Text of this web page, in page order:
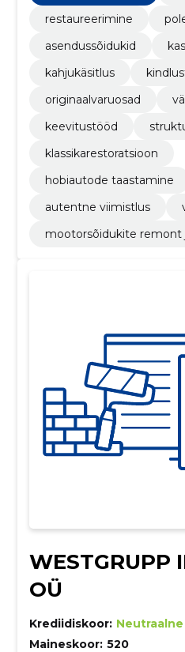
restaureerimine
asendussõidukid
kahjukäsitlus
originaalvaruosad
keevitustööd
klassikarestoratsioon
hobiautode taastamine
autentne viimistlus
mootorsõidukite remont
WESTGRUPP
OÜ
Krediidiskoor: Neutraalne
Maineskoor: 520